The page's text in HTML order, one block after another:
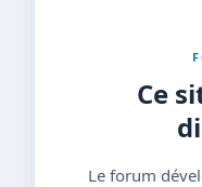
Ce
Le forum